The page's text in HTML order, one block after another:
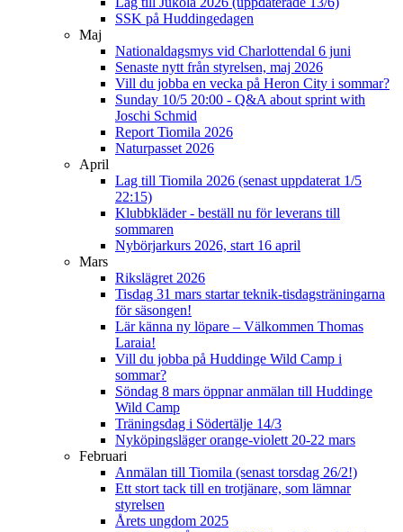
SSK på Huddingedagen
Maj
Nationaldagsmys vid Charlottendal 6 juni
Senaste nytt från styrelsen, maj 2026
Vill du jobba en vecka på Heron City i sommar?
Sunday 10/5 20:00 - Q&A about sprint with
Joschi Schmid
Report Tiomila 2026
Naturpasset 2026
April
Lag till Tiomila 2026 (senast uppdaterat 1/5
22:15)
Klubbkläder - beställ nu för leverans till
sommaren
Nybörjarkurs 2026, start 16 april
Mars
Rikslägret 2026
Tisdag 31 mars startar teknik-tisdagsträningarna
för säsongen!
Lär känna ny löpare – Välkommen Thomas
Laraia!
Vill du jobba på Huddinge Wild Camp i
sommar?
Söndag 8 mars öppnar anmälan till Huddinge
Wild Camp
Träningsdag i Södertälje 14/3
Nyköpingsläger orange-violett 20-22 mars
Februari
Anmälan till Tiomila (senast torsdag 26/2!)
Ett stort tack till en trotjänare, som lämnar
styrelsen
Årets ungdom 2025